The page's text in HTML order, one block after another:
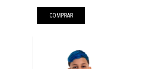
COMPRAR